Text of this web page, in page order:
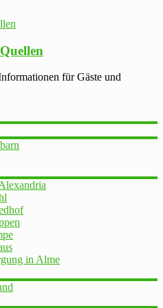
für Gäste und
in Alme